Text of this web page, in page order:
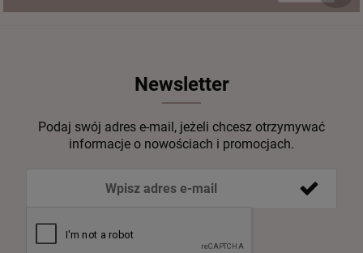
Newsletter
Podaj swój adres e-mail, jeżeli chcesz otrzymywać
informacje o nowościach i promocjach.